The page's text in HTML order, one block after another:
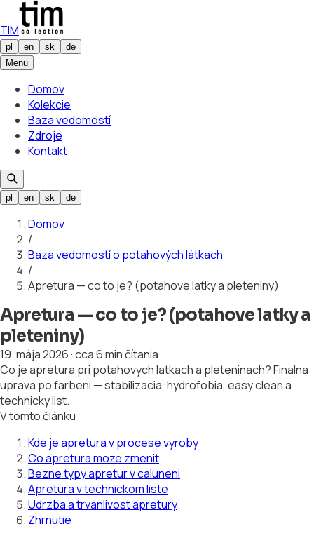
TIM
pl en sk
de
Menu
Domov
Kolekcie
Baza vedomostí
Zdroje
Kontakt
pl en sk de
Domov
/
Baza vedomostí o potahových látkach
/
Apretura — co to je? (potahove latky a pleteniny)
Apretura — co to je? (potahove latky a
pleteniny)
19. mája 2026 ·cca 6 min čítania
Co je apretura pri potahovych latkach a pleteninach? Finalna
uprava po farbeni — stabilizacia, hydrofobia, easy clean a
technicky list.
V tomto článku
Kde je apretura v procese vyroby
Co apretura moze zmenit
Bezne typy apretur v caluneni
Apretura v technickom liste
Udrzba a trvanlivost apretury
Zhrnutie